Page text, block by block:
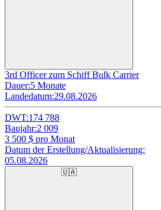
3rd Officer zum Schiff Bulk Carrier
Dauer:5 Monate
Landedatum:29.08.2026
DWT:174 788
Baujahr:2 009
3 500 $ pro Monat
Datum der Erstellung/Aktualisierung:
05.08.2026
🇺🇦